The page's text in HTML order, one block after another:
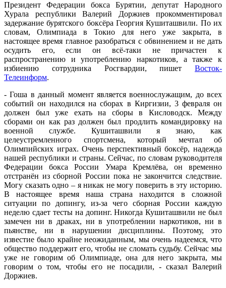
Президент Федерации бокса Бурятии, депутат Народного
Хурала республики Валерий Доржиев прокомментировал
задержание бурятского боксёра Георгия Кушиташвили. По их
словам, Олимпиада в Токио для него уже закрыта, в
настоящее время главное разобраться с обвинением и не дать
осудить его, если он всё-таки не причастен к
распространению и употреблению наркотиков, а также к
избиению сотрудника Росгвардии, пишет Восток-
Телеинформ.
- Гоша в данный момент является военнослужащим, до всех
событий он находился на сборах в Киргизии, 3 февраля он
должен был уже ехать на сборы в Кисловодск. Между
сборами он как раз должен был продлить командировку на
военной службе. Кушиташвили я знаю, как
целеустремленного спортсмена, который мечтал об
Олимпийских играх. Очень перспективный боксёр, надежда
нашей республики и страны. Сейчас, по словам руководителя
Федерации бокса России Умара Кремлёва, он временно
отстранён из сборной России пока не закончится следствие.
Могу сказать одно – я никак не могу поверить в эту историю.
В настоящее время наша страна находится в сложной
ситуации по допингу, из-за чего сборная России каждую
неделю сдает тесты на допинг. Никогда Кушиташвили не был
замечен ни в драках, ни в употреблении наркотиков, ни в
пьянстве, ни в нарушении дисциплины. Поэтому, это
известие было крайне неожиданным, мы очень надеемся, что
общество поддержит его, чтобы не сломать судьбу. Сейчас мы
уже не говорим об Олимпиаде, она для него закрыта, мы
говорим о том, чтобы его не посадили, - сказал Валерий
Доржиев.